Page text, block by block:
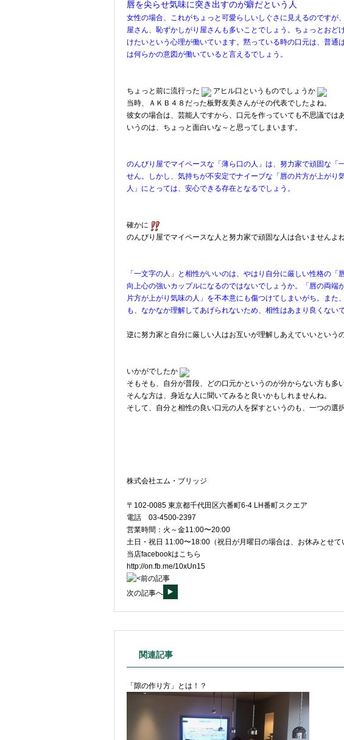
唇を尖らせ気味に突き出すのが癖だという人
女性の場合、これがちょっと可愛らしいしぐさに見えるのです
屋さん、恥ずかしがり屋さんも多いことでしょう。ちょっとお
けたいという心理が働いています。黙っている時の口元は、普
は何らかの意図が働いていると言えるでしょう。
ちょっと前に流行った
アヒル口というものでしょうか
当時、ＡＫＢ４８だった板野友美さんがその代表でしたよね。
彼女の場合は、芸能人ですから、口元を作っていても不思議では
いうのは、ちょっと面白いな～と思ってしまいます。
のんびり屋でマイペースな「薄ら口の人」は、努力家で頑固な「
せん。しかし、気持ちが不安定でナイーブな「唇の片方が上が
人」にとっては、安心できる存在となるでしょう。
確かに
のんびり屋でマイペースな人と努力家で頑固な人は合いませんよね
「一文字の人」と相性がいいのは、やはり自分に厳しい性格の
向上心の強いカップルになるのではないでしょうか。「唇の両
片方が上がり気味の人」を不本意にも傷つけてしまいがち。ま
も、なかなか理解してあげられないため、相性はあまり良くない
逆に努力家と自分に厳しい人はお互いが理解しあえていいという
いかがでしたか
そもそも、自分が普段、どの口元かというのが分からない方も多
そんな方は、身近な人に聞いてみると良いかもしれませんね。
そして、自分と相性の良い口元の人を探すというのも、一つの選
株式会社エム・ブリッジ
〒102-0085 東京都千代田区六番町6-4 LH番町スクエア
電話 03-4500-2397
営業時間：火～金11:00〜20:00
土日・祝日 11:00〜18:00（祝日が月曜日の場合は、お休みとせて
当店facebookはこちら
http://on.fb.me/10xUn15
前の記事
次の記事へ
関連記事
「隙の作り方」とは！？